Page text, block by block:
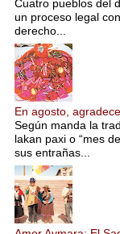
Cuatro pueblos del
un proceso legal
derecho...
En agosto,
Según manda la
lakan paxi o “mes
sus entrañas...